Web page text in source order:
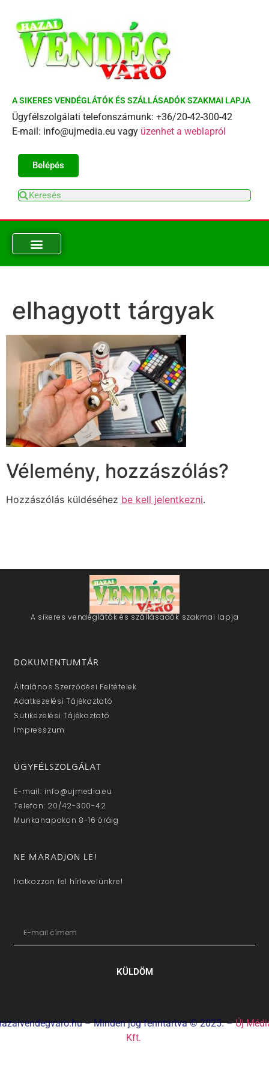
A SIKERES VENDÉGLÁTÓK ÉS SZÁLLÁSADÓK SZAKMAI LAPJA
Ügyfélszolgálati telefonszámunk: +36/20-42-300-42
E-mail: info@ujmedia.eu vagy üzenhet a weblapról
Belépés
elhagyott tárgyak
Vélemény, hozzászólás?
Hozzászólás küldéséhez be kell jelentkezni.
A sikeres vendéglátók és szállásadók szakmai lapja
DOKUMENTUMTÁR
Általános Szerződési Feltételek
Adatkezelési Tájékoztató
Sütikezelési Tájékoztató
Impresszum
ÜGYFÉLSZOLGÁLAT
E-mail: info@ujmedia.eu
Telefon: 20/42-300-42
Munkanapokon 8-16 óráig
NE MARADJON LE!
Iratkozzon fel hírlevelünkre!
KÜLDÖM
– Minden jog fenntartva © 2025. –Új
Kft.